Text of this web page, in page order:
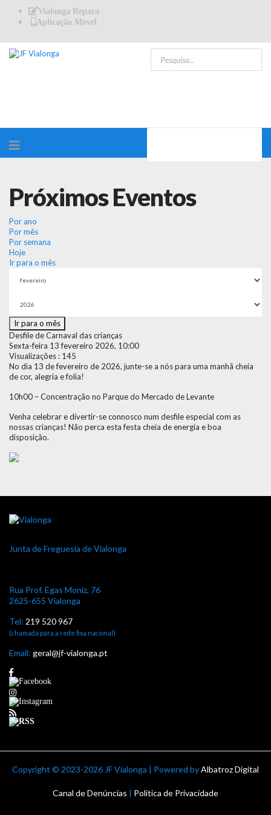
Vialonga Repara
Aplicação Móvel
Próximos Eventos
Por ano
Por mês
Por semana
Hoje
Ir para o mês
Ir para o mês
Desfile de Carnaval das crianças
Sexta-feira 13 fevereiro 2026, 10:00
Visualizações : 145
No dia 13 de fevereiro de 2026, junte-se a nós para uma manhã cheia
de cor, alegria e folia!
10h00 – Concentração no Parque do Mercado de Levante
Venha celebrar e divertir-se connosco num desfile especial com as
nossas crianças! Não perca esta festa cheia de energia e boa
disposição.
Junta de Freguesia de Vialonga
Rua Prof. Egas Moniz, 76
2625-655 Vialonga
Tel: 219 520 967
(chamada para a rede fixa nacional)
Email: geral@jf-vialonga.pt
Copyright © 2023-2026 JF Vialonga | Powered byAlbatroz Digital
Canal de Denúncias | Política de Privacidade